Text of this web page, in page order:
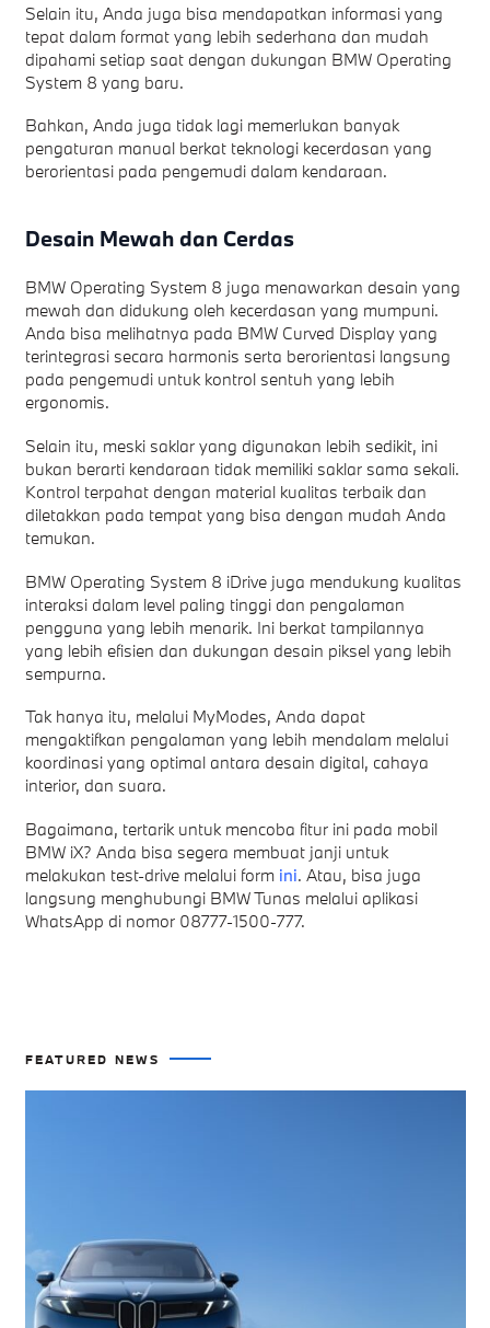
Selain itu, Anda juga bisa mendapatkan informasi yang
tepat dalam format yang lebih sederhana dan mudah
dipahami setiap saat dengan dukungan BMW Operating
System 8 yang baru.
Bahkan, Anda juga tidak lagi memerlukan banyak
pengaturan manual berkat teknologi kecerdasan yang
berorientasi pada pengemudi dalam kendaraan.
Desain Mewah dan Cerdas
BMW Operating System 8 juga menawarkan desain yang
mewah dan didukung oleh kecerdasan yang mumpuni.
Anda bisa melihatnya pada BMW Curved Display yang
terintegrasi secara harmonis serta berorientasi langsung
pada pengemudi untuk kontrol sentuh yang lebih
ergonomis.
Selain itu, meski saklar yang digunakan lebih sedikit, ini
bukan berarti kendaraan tidak memiliki saklar sama sekali.
Kontrol terpahat dengan material kualitas terbaik dan
diletakkan pada tempat yang bisa dengan mudah Anda
temukan.
BMW Operating System 8 iDrive juga mendukung kualitas
interaksi dalam level paling tinggi dan pengalaman
pengguna yang lebih menarik. Ini berkat tampilannya
yang lebih efisien dan dukungan desain piksel yang lebih
sempurna.
Tak hanya itu, melalui MyModes, Anda dapat
mengaktifkan pengalaman yang lebih mendalam melalui
koordinasi yang optimal antara desain digital, cahaya
interior, dan suara.
Bagaimana, tertarik untuk mencoba fitur ini pada mobil
BMW iX? Anda bisa segera membuat janji untuk
melakukan test-drive melalui form ini. Atau, bisa juga
langsung menghubungi BMW Tunas melalui aplikasi
WhatsApp di nomor 08777-1500-777.
FEATURED NEWS